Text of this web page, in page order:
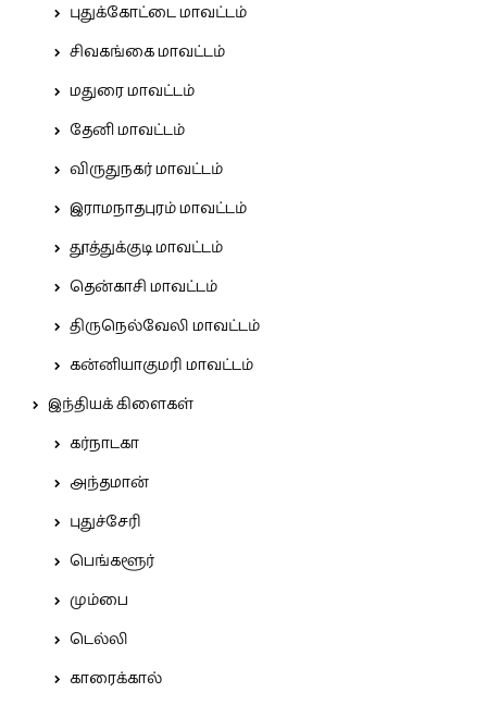
புதுக்கோட்டை மாவட்டம்
சிவகங்கை மாவட்டம்
மதுரை மாவட்டம்
தேனி மாவட்டம்
விருதுநகர் மாவட்டம்
இராமநாதபுரம் மாவட்டம்
தூத்துக்குடி மாவட்டம்
தென்காசி மாவட்டம்
திருநெல்வேலி மாவட்டம்
கன்னியாகுமரி மாவட்டம்
இந்தியக் கிளைகள்
கர்நாடகா
அந்தமான்
புதுச்சேரி
பெங்களூர்
மும்பை
டெல்லி
காரைக்கால்